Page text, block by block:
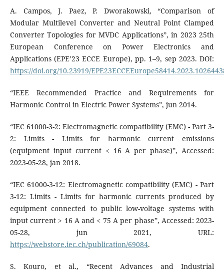
A. Campos, J. Paez, P. Dworakowski, “Comparison of
Modular Multilevel Converter and Neutral Point Clamped
Converter Topologies for MVDC Applications”, in 2023 25th
European Conference on Power Electronics and
Applications (EPE’23 ECCE Europe), pp. 1–9, sep 2023. DOI:
https://doi.org/10.23919/
“IEEE Recommended Practice and Requirements for
Harmonic Control in Electric Power Systems”, jun 2014.
“IEC 61000-3-2: Electromagnetic compatibility (EMC) - Part 3-
2: Limits - Limits for harmonic current emissions
(equipment input current < 16 A per phase)”, Accessed:
2023-05-28, jan 2018.
“IEC 61000-3-12: Electromagnetic compatibility (EMC) - Part
3-12: Limits - Limits for harmonic currents produced by
equipment connected to public low-voltage systems with
input current > 16 A and < 75 A per phase”, Accessed: 2023-
05-28, jun 2021, URL:
https://webstore.iec.ch/publication/69084.
S. Kouro, et al., “Recent Advances and Industrial